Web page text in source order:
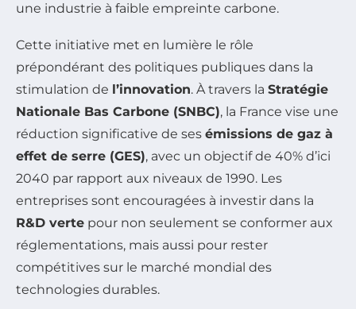
une industrie à faible empreinte carbone.
Cette initiative met en lumière le rôle
prépondérant des politiques publiques dans la
stimulation de l’innovation. À travers la Stratégie
Nationale Bas Carbone (SNBC), la France vise une
réduction significative de ses émissions de gaz à
effet de serre (GES), avec un objectif de 40% d’ici
2040 par rapport aux niveaux de 1990. Les
entreprises sont encouragées à investir dans la
R&D verte pour non seulement se conformer aux
réglementations, mais aussi pour rester
compétitives sur le marché mondial des
technologies durables.